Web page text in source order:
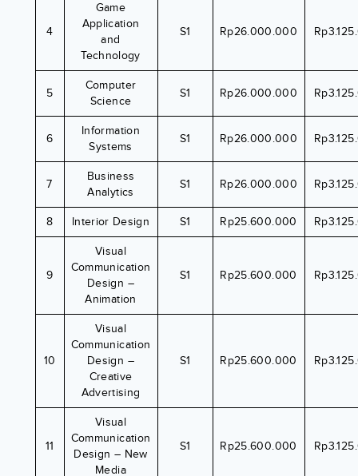
4
Game
Application
and
Technology
S1 Rp26.000.000
5
Computer
Science
S1 Rp26.000.000
6
Information
Systems
S1 Rp26.000.000
7
Business
Analytics
S1 Rp26.000.000
8 Interior Design S1 Rp25.600.000
9
Visual
Communication
Design –
Animation
S1 Rp25.600.000
10
Visual
Communication
Design –
Creative
Advertising
S1 Rp25.600.000
11
Visual
Communication
Design – New
Media
S1 Rp25.600.000